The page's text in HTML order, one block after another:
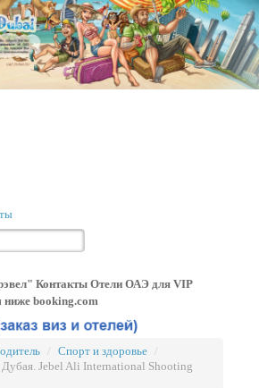
Контакты Отели ОАЭ для VIP
ниже booking.com
/ Спорт и здоровье /
Jebel Ali International Shooting